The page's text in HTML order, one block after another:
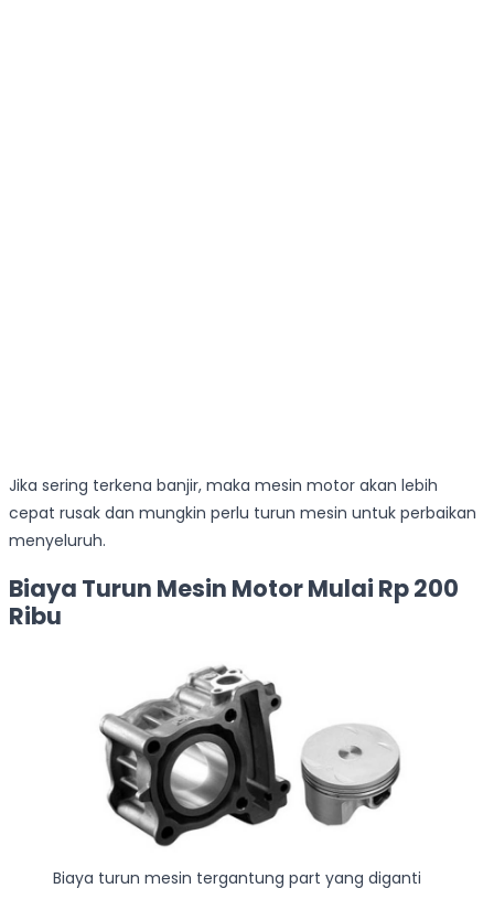
Jika sering terkena banjir, maka mesin motor akan lebih
cepat rusak dan mungkin perlu turun mesin untuk perbaikan
menyeluruh.
Biaya Turun Mesin Motor Mulai Rp 200
Ribu
Biaya turun mesin tergantung part yang diganti